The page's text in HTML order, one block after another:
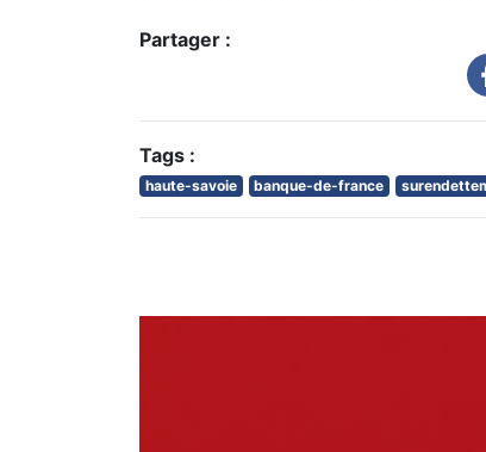
Partager :
Tags :
haute-savoie banque-de-france